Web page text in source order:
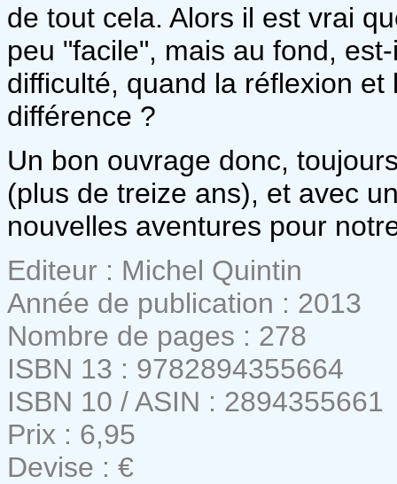
de tout cela. Alors il est vrai
peu "facile", mais au fond,
difficulté, quand la réflexion
différence ?
Un bon ouvrage donc,
(plus de treize ans), et avec
nouvelles aventures pour
Editeur : Michel Quintin
Année de publication : 2013
Nombre de pages : 278
ISBN 13 : 9782894355664
ISBN 10 / ASIN : 2894355661
Prix : 6,95
Devise : €